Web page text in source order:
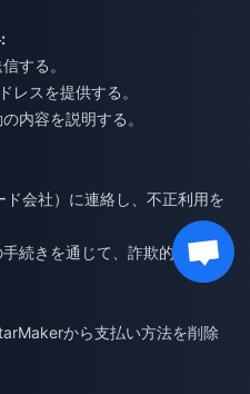
する。
レスを提供する。
内容を説明する。
会社）に連絡し、不正利用を
続きを通じて、詐欺的な取引
から支払い方法を削除